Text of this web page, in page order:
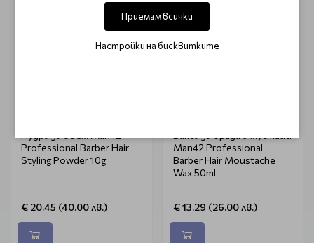
Professional Barber Hair
Styling Powder 10g
€ 20.45 (40.00 лв.)
Man42 Professional
Barber Hair Moustache
Wax 50ml
€ 13.29 (26.00 лв.)
Приемам всички
Настройки на бисквитките